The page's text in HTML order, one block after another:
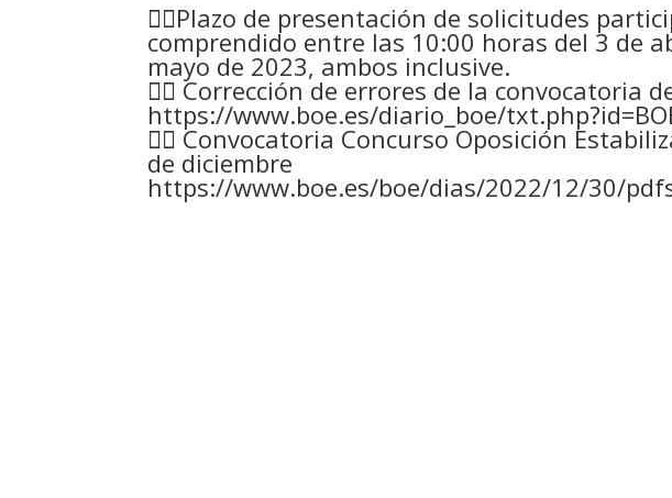
👉🏻Plazo de presentación de solicitudes
comprendido entre las 10:00 horas del 3 de
mayo de 2023, ambos inclusive.
👉🏻 Corrección de errores de la convocatoria
https://www.boe.es/diario_boe/
👉🏻 Convocatoria Concurso Oposición
de diciembre
https://www.boe.es/boe/dias/2022/12/30/